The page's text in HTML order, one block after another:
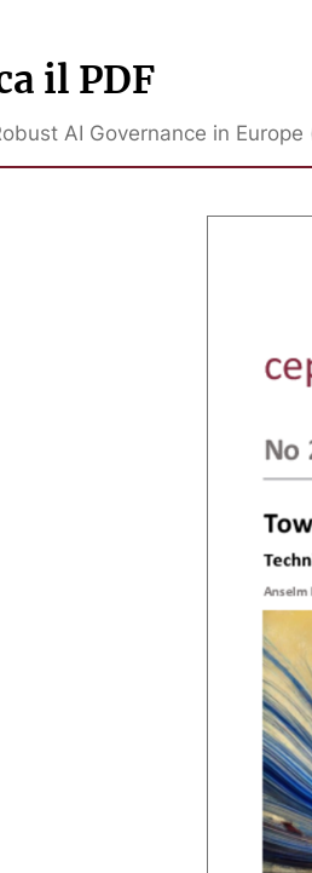
il PDF
AI Governance in